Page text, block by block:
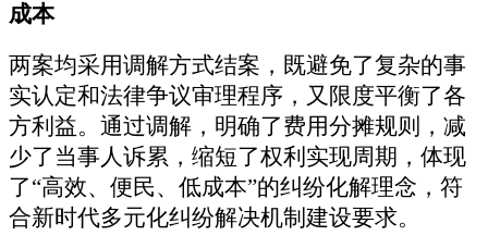
成本
两案均采用调解方式结案，既避免了复杂的事
实认定和法律争议审理程序，又限度平衡了各
方利益。通过调解，明确了费用分摊规则，减
少了当事人诉累，缩短了权利实现周期，体现
了“高效、便民、低成本”的纠纷化解理念，符
合新时代多元化纠纷解决机制建设要求。